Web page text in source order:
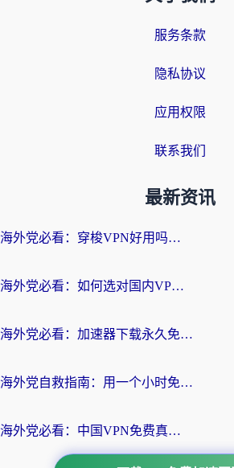
服务条款
隐私协议
应用权限
联系我们
最新资讯
海外党必看：穿梭VPN好用吗？和云帆VPN对比哪个回国效果更好？附真实测评+避坑指南
海外党必看：如何选对国内VPN，实现无缝访问国内资源？
海外党必看：加速器下载永久免费版真的存在吗？教你无缝访问国内资源的正确姿势
海外党自救指南：用一个小时免费加速器，轻松打破国内资源访问壁垒？
海外党必看：中国VPN免费真的靠谱吗？手把手教你选对回国加速器